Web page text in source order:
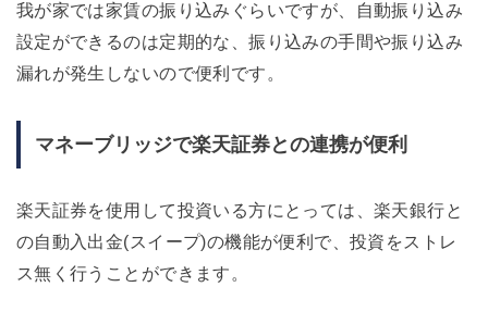
我が家では家賃の振り込みぐらいですが、自動振り込み
設定ができるのは定期的な、振り込みの手間や振り込み
漏れが発生しないので便利です。
マネーブリッジで楽天証券との連携が便利
楽天証券を使用して投資いる方にとっては、楽天銀行と
の自動入出金(スイープ)の機能が便利で、投資をストレ
ス無く行うことができます。